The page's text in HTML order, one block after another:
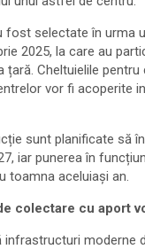
fost selectate în urma
2025, la care au
țară. Cheltuielile
vor fi acoperite
sunt planificate să
iar punerea în
toamna aceluiași an.
colectare cu aport
infrastructuri moderne